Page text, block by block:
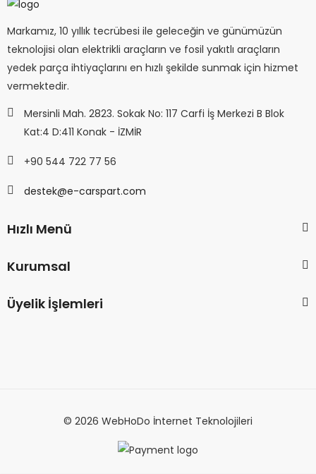
Markamız, 10 yıllık tecrübesi ile geleceğin ve günümüzün
teknolojisi olan elektrikli araçların ve fosil yakıtlı araçların
yedek parça ihtiyaçlarını en hızlı şekilde sunmak için hizmet
vermektedir.
Mersinli Mah. 2823. Sokak No: 117 Carfi İş Merkezi B Blok
Kat:4 D:411 Konak - İZMİR
+90 544 722 77 56
destek@e-carspart.com
Hızlı Menü
Kurumsal
Üyelik İşlemleri
© 2026 WebHoDo İnternet Teknolojileri